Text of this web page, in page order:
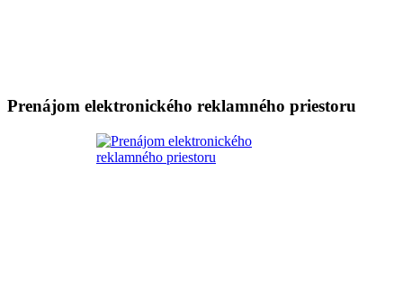
Prenájom elektronického reklamného priestoru